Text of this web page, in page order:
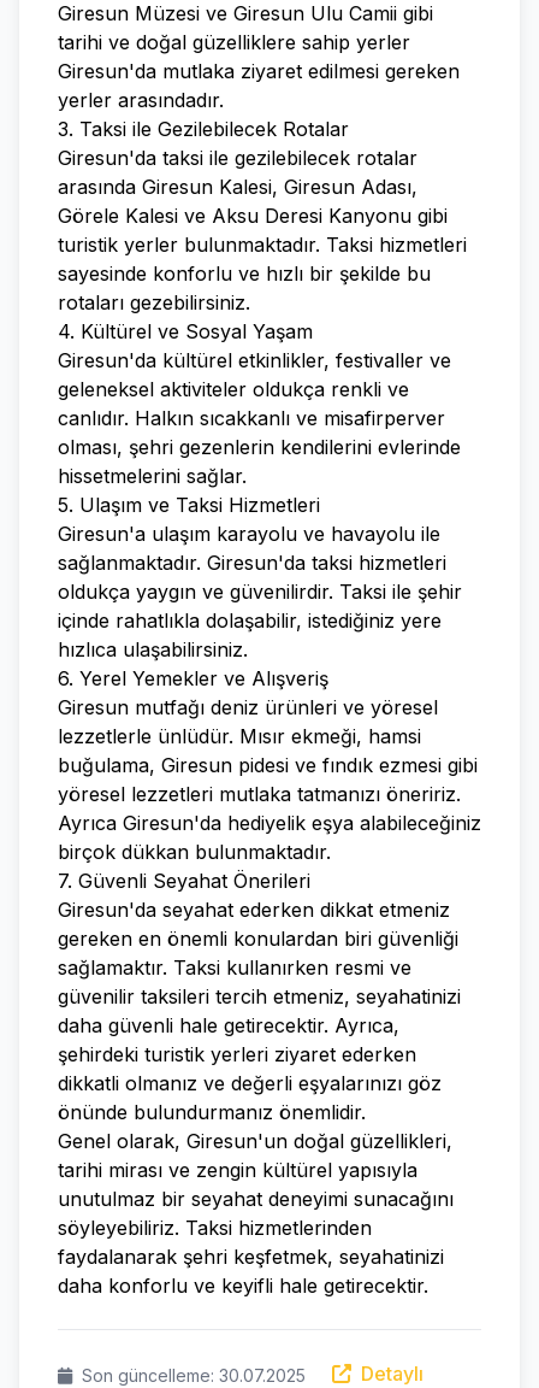
Giresun Müzesi ve Giresun Ulu Camii gibi
tarihi ve doğal güzelliklere sahip yerler
Giresun'da mutlaka ziyaret edilmesi gereken
yerler arasındadır.
3. Taksi ile Gezilebilecek Rotalar
Giresun'da taksi ile gezilebilecek rotalar
arasında Giresun Kalesi, Giresun Adası,
Görele Kalesi ve Aksu Deresi Kanyonu gibi
turistik yerler bulunmaktadır. Taksi hizmetleri
sayesinde konforlu ve hızlı bir şekilde bu
rotaları gezebilirsiniz.
4. Kültürel ve Sosyal Yaşam
Giresun'da kültürel etkinlikler, festivaller ve
geleneksel aktiviteler oldukça renkli ve
canlıdır. Halkın sıcakkanlı ve misafirperver
olması, şehri gezenlerin kendilerini evlerinde
hissetmelerini sağlar.
5. Ulaşım ve Taksi Hizmetleri
Giresun'a ulaşım karayolu ve havayolu ile
sağlanmaktadır. Giresun'da taksi hizmetleri
oldukça yaygın ve güvenilirdir. Taksi ile şehir
içinde rahatlıkla dolaşabilir, istediğiniz yere
hızlıca ulaşabilirsiniz.
6. Yerel Yemekler ve Alışveriş
Giresun mutfağı deniz ürünleri ve yöresel
lezzetlerle ünlüdür. Mısır ekmeği, hamsi
buğulama, Giresun pidesi ve fındık ezmesi gibi
yöresel lezzetleri mutlaka tatmanızı öneririz.
Ayrıca Giresun'da hediyelik eşya alabileceğiniz
birçok dükkan bulunmaktadır.
7. Güvenli Seyahat Önerileri
Giresun'da seyahat ederken dikkat etmeniz
gereken en önemli konulardan biri güvenliği
sağlamaktır. Taksi kullanırken resmi ve
güvenilir taksileri tercih etmeniz, seyahatinizi
daha güvenli hale getirecektir. Ayrıca,
şehirdeki turistik yerleri ziyaret ederken
dikkatli olmanız ve değerli eşyalarınızı göz
önünde bulundurmanız önemlidir.
Genel olarak, Giresun'un doğal güzellikleri,
tarihi mirası ve zengin kültürel yapısıyla
unutulmaz bir seyahat deneyimi sunacağını
söyleyebiliriz. Taksi hizmetlerinden
faydalanarak şehri keşfetmek, seyahatinizi
daha konforlu ve keyifli hale getirecektir.
Son güncelleme: 30.07.2025
Detaylı